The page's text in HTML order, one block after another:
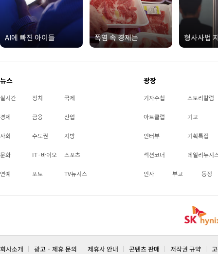
AI에 빠진 아이들 폭염 속 경제는 형사사법
뉴스
실시간 정치 국제
경제 금융 산업
사회 수도권 지방
문화 IT·바이오 스포츠
연예 포토 TV뉴시스
광장
기자수첩 스토리칼럼
아트클럽 기고
인터뷰 기획특집
섹션코너 데일리뉴시
인사 부고 동정
회사소개 광고 · 제휴 문의 제휴사 안내 콘텐츠 판매 저작권 규약